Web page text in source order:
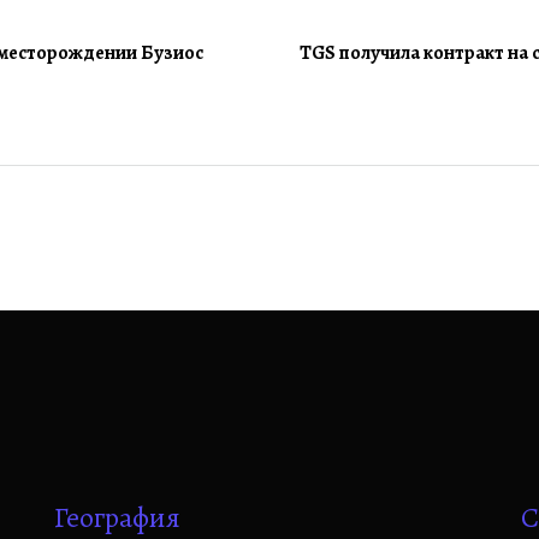
Бузиос TGS получила контракт
География